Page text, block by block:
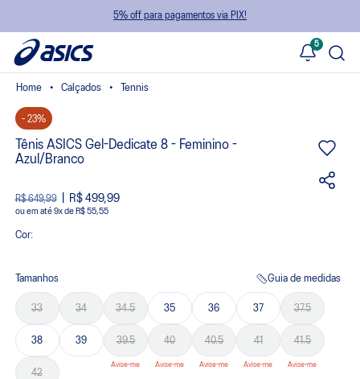
5% off para pagamentos via PIX!
5
Calçados Tennis
- 23%
Tênis ASICS Gel-Dedicate 8 - Feminino -
Azul/Branco
R$ 649,99 R$ 499,99
ou 9xde R$ 55,55
Cor:
Tamanhos Guia de medidas
33 34 34.5 35 36 37 37.5
38 39 39.5 40 40.5 41 41.5
42